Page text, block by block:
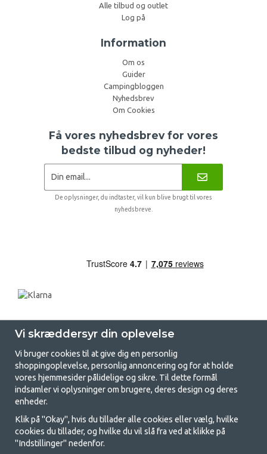
Alle tilbud og outlet
Log på
Information
Om os
Guider
Campingbloggen
Nyhedsbrev
Om Cookies
Få vores nyhedsbrev for vores
bedste tilbud og nyheder!
De oplysninger, du indtaster, vil kun blive brugt til vores
nyhedsbreve.
GetCamping.dk - Din butik for
camping og friluftsliv
Camping kan enten være en livsstil eller en måde at samle familien på til
et fælles eventyr. Uanset hvilken kategori du tilhører, finder du alt, du
Vi skræddersyr din oplevelse
Vi bruger cookies til at give dig en personlig
shoppingoplevelse, personlig annoncering og for at holde
vores hjemmesider pålidelige og sikre. Til dette formål
indsamler vi oplysninger om brugere, deres design og deres
enheder.
Klik på "Okay", hvis du tillader alle cookies eller vælg, hvilke
cookies du tillader, og hvilke du vil slå fra ved at klikke på
"Indstillinger" nedenfor.